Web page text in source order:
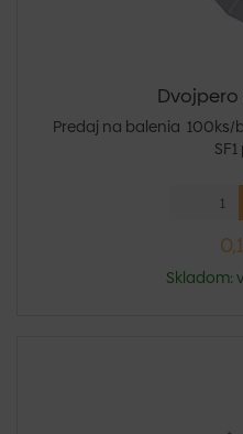
Dvojpero
Predaj na balenia
Skladom: